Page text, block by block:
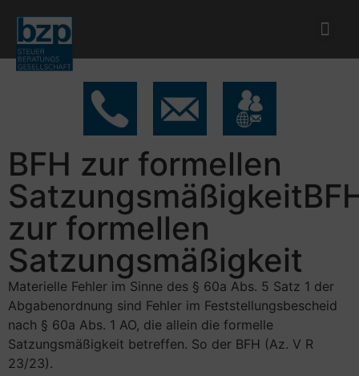
BFH zur formellen
zur formellen
Satzungsmäßigkeit
Materielle Fehler im Sinne des § 60a Abs. 5 Satz 1 der
Abgabenordnung sind Fehler im Feststellungsbescheid
nach § 60a Abs. 1 AO, die allein die formelle
Satzungsmäßigkeit betreffen. So der BFH (Az. V R
23/23).